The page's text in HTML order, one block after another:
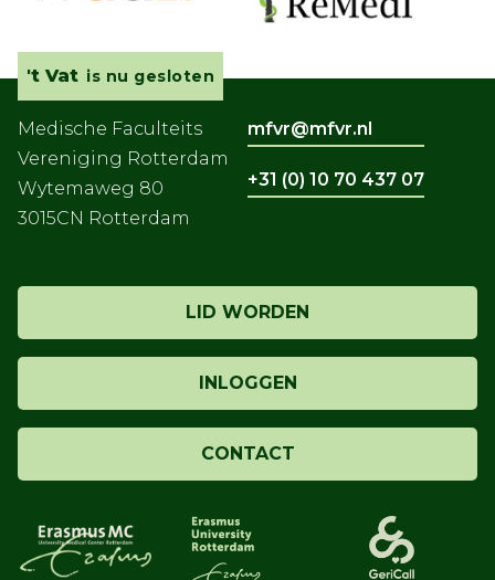
't Vat is nu gesloten
Medische Faculteits
Vereniging Rotterdam
Wytemaweg 80
3015CN Rotterdam
LID WORDEN
INLOGGEN
CONTACT
mfvr@mfvr.nl
+31 (0) 10 70 437 07